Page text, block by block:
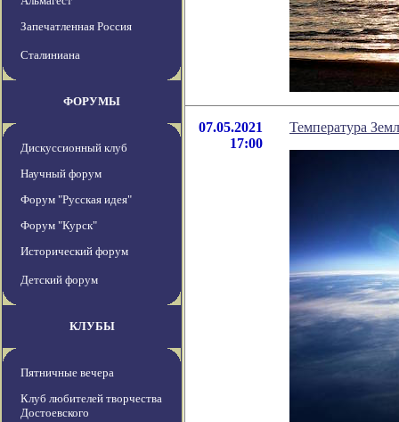
Запечатленная Россия
Сталиниана
ФОРУМЫ
Дискуссионный клуб
Научный форум
Форум "Русская идея"
Форум "Курск"
Исторический форум
Детский форум
КЛУБЫ
Пятничные вечера
Клуб любителей творчества
Достоевского
07.05.2021
17:00
Температура